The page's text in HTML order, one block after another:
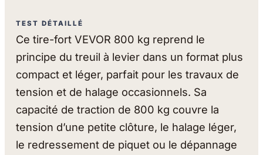
TEST DÉTAILLÉ
Ce tire-fort VEVOR 800 kg reprend le
principe du treuil à levier dans un format plus
compact et léger, parfait pour les travaux de
tension et de halage occasionnels. Sa
capacité de traction de 800 kg couvre la
tension d’une petite clôture, le halage léger,
le redressement de piquet ou le dépannage